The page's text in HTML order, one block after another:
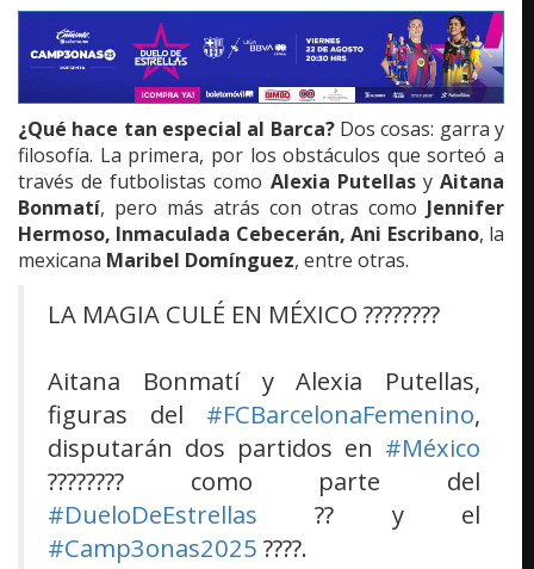
¿Qué hace tan especial al Barca?Dos cosas: garra y
filosofía. La primera, por los obstáculos que sorteó a
través de futbolistas como Alexia PutellasyAitana
Bonmatí, pero más atrás con otras como Jennifer
Hermoso, Inmaculada Cebecerán, Ani Escribano, la
mexicana Maribel Domínguez, entre otras.
LA MAGIA CULÉ EN MÉXICO ????????
Aitana Bonmatí y Alexia Putellas,
figuras del #FCBarcelonaFemenino,
disputarán dos partidos en #México
???????? como parte del
#DueloDeEstrellas ?? y el
#Camp3onas2025 ????.